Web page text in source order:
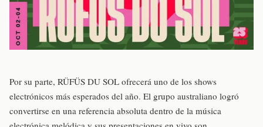
Por su parte, RÜFÜS DU SOL ofrecerá uno de los shows
electrónicos más esperados del año. El grupo australiano logró
convertirse en una referencia absoluta dentro de la música